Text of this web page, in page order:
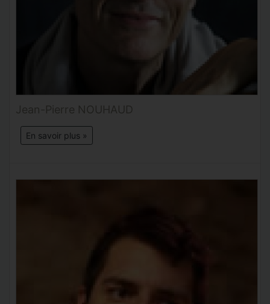
Jean-Pierre NOUHAUD
En savoir plus »